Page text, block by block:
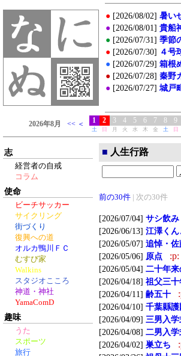
志
経営者の自戒
コラム
使命
ビーチサッカー
サイクリング
街づくり
復興への道
オルカ鴨川ＦＣ
むすび家
Walkins
スタジオこころ
神道・神社
YamaComD
趣味
うた
スポーツ
旅行
■ 人生行路
前の30件 | 次の30件
[2026/07/04] サシ飲み
[2026/06/13] 江澤く
[2026/05/07] 追悼・
[2026/05/06] 原点 :p:
[2026/05/04] 二十年
[2026/04/18] 祖父三十
[2026/04/11] 齢五十
[2026/04/10] 千葉縣
[2026/04/09] 三男入学
[2026/04/08] 二男入学
[2026/04/02] 巣立ち